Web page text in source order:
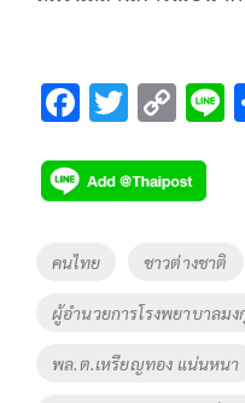
F
e
b
o
k
T
tt
er
C
p
y
Li
k
Tags
คนไทย ชาวต่างชาติ
ผู้อำนวยการโรงพยาบาลม
พล.ต.เหรียญทอง แน่นหนา